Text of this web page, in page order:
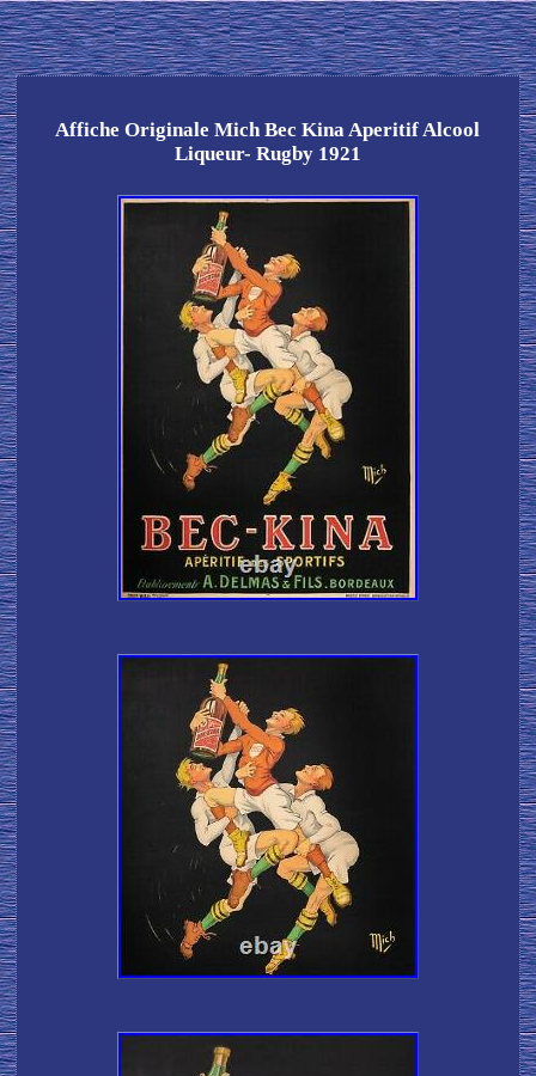
Affiche Originale Mich Bec Kina Aperitif Alcool
Liqueur- Rugby 1921